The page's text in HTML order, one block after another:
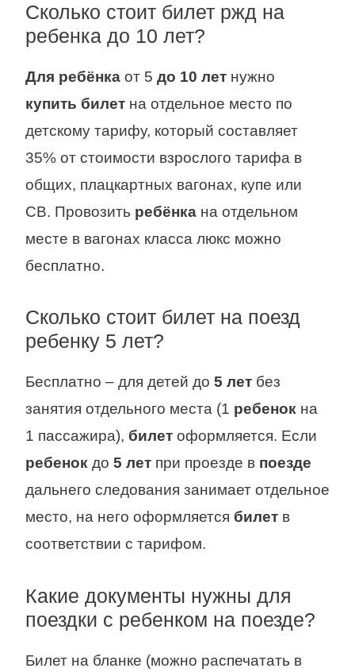
Сколько стоит билет ржд на
ребенка до 10 лет?
Для ребёнка от 5 до 10 лет нужно
купить билет на отдельное место по
детскому тарифу, который составляет
35% от стоимости взрослого тарифа в
общих, плацкартных вагонах, купе или
СВ. Провозить ребёнка на отдельном
месте в вагонах класса люкс можно
бесплатно.
Сколько стоит билет на поезд
ребенку 5 лет?
Бесплатно – для детей до 5 лет без
занятия отдельного места (1 ребенок на
1 пассажира), билет оформляется. Если
ребенок до 5 лет при проезде в поезде
дальнего следования занимает отдельное
место, на него оформляется билет в
соответствии с тарифом.
Какие документы нужны для
поездки с ребенком на поезде?
Билет на бланке (можно распечатать в